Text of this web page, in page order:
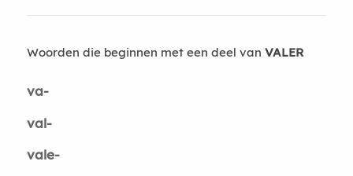
Woorden die beginnen met een deel van VALER
va-
val-
vale-